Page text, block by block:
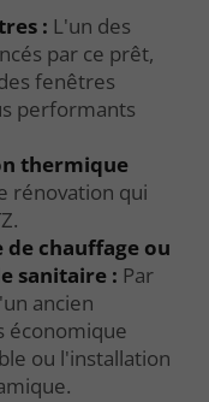
: L'un des
par ce prêt,
fenêtres
performants
thermique
rénovation qui
de chauffage ou
sanitaire : Par
ancien
économique
ou l'installation